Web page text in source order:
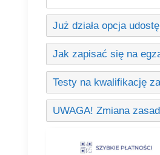
Już działa opcja
Jak zapisać się na
Testy na kwalifikację
UWAGA! Zmiana